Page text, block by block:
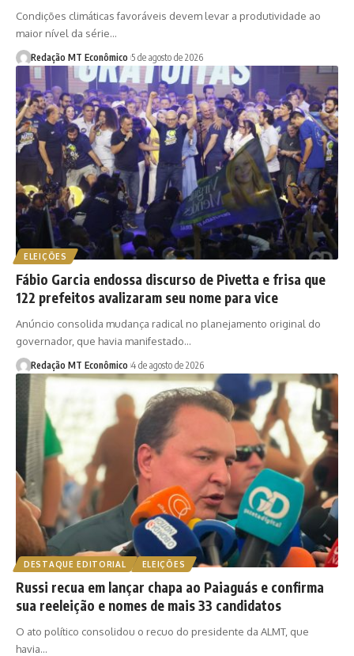
Condições climáticas favoráveis devem levar a produtividade ao
maior nível da série…
Redação MT Econômico 5 de agosto de 2026
ELEIÇÕES
Fábio Garcia endossa discurso de Pivetta e frisa que
122 prefeitos avalizaram seu nome para vice
Anúncio consolida mudança radical no planejamento original do
governador, que havia manifestado…
Redação MT Econômico 4 de agosto de 2026
DESTAQUE EDITORIAL ELEIÇÕES
Russi recua em lançar chapa ao Paiaguás e confirma
sua reeleição e nomes de mais 33 candidatos
O ato político consolidou o recuo do presidente da ALMT, que
havia…